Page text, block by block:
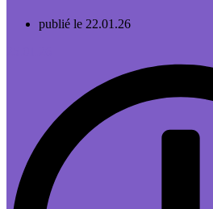
publié le 22.01.26